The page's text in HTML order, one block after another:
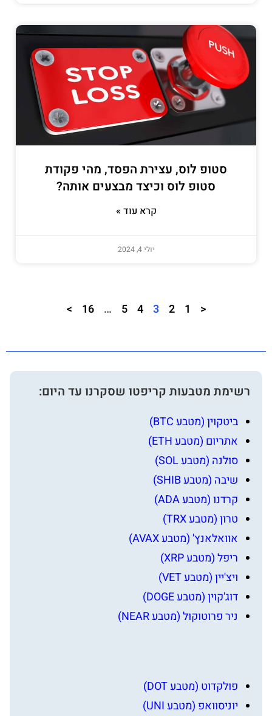
סטופ לוס, עצירת הפסד, מהי פקודת
סטופ לוס וכיצד מבצעים אותה?
קרא עוד »
יולי 4, 2024
<
1
2
3
4
5
…
16
>
רשימת מטבעות קריפטו שסקרנו עד היום:
ביטקוין (מטבע BTC)
אתריום (מטבע ETH)
סולנה (מטבע SOL)
שיבה (מטבע SHIB)
קרדנו (מטבע ADA)
טרון (מטבע TRX)
אוואלאנץ' (מטבע AVAX)
ריפל (מטבע XRP)
ויצ'יין (מטבע VET)
דוג'קוין (מטבע DOGE)
ניר פרוטוקול (מטבע NEAR)
פולקדוט (מטבע DOT)
יוניסוואפ (מטבע UNI)